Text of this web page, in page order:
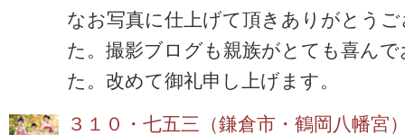
なお写真に仕上げて頂きありがとう
た。撮影ブログも親族がとても喜ん
た。改めて御礼申し上げます。
３１０・七五三（鎌倉市・鶴岡八幡宮